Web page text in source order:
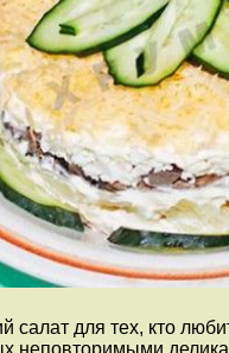
салат для тех, кто
неповторимыми